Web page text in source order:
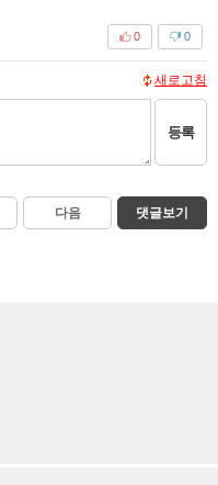
0
0
새로고침
등록
다음 댓글보기